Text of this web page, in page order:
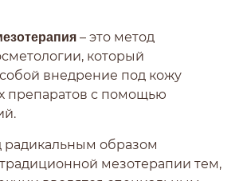
– это метод
который
внедрение под кожу
препаратов с помощью
образом
традиционной мезотерапии тем,